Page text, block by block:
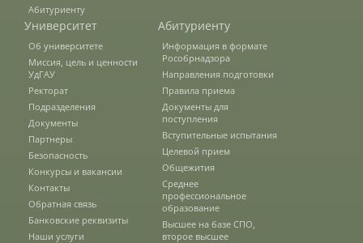
Безопасность
Противодействие коррупции
Противодействие терроризму
Предотвращение кризисных ситуаций
Абитуриенту
Университет
Об университете
Миссия, цель и ценности
УдГАУ
Ректорат
Подразделения
Документы
Партнеры
Безопасность
Конкурсы и вакансии
Контакты
Обратная связь
Банковские реквизиты
Наши услуги
Абитуриенту
Информация в формате
Рособрнадзора
Направления подготовки
Правила приема
Документы для
поступления
Вступительные испытания
Целевой прием
Общежития
Среднее
профессиональное
образование
Высшее на базе СПО,
второе высшее